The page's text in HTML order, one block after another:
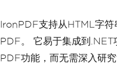
IronPDF支持从HTML字符
PDF。 它易于集成到.NET
PDF功能，而无需深入研